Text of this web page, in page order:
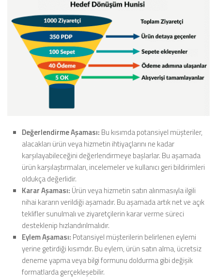
Değerlendirme Aşaması: Bu kısımda potansiyel müşteriler,
alacakları ürün veya hizmetin ihtiyaçlarını ne kadar
karşılayabileceğini değerlendirmeye başlarlar. Bu aşamada
ürün karşılaştırmaları, incelemeler ve kullanıcı geri bildirimleri
oldukça değerlidir.
Karar Aşaması: Ürün veya hizmetin satın alınmasıyla ilgili
nihai kararın verildiği aşamadır. Bu aşamada artık net ve açık
teklifler sunulmalı ve ziyaretçilerin karar verme süreci
desteklenip hızlandırılmalıdır.
Eylem Aşaması: Potansiyel müşterilerin belirlenen eylemi
yerine getirdiği kısımdır. Bu eylem, ürün satın alma, ücretsiz
deneme yapma veya bilgi formunu doldurma gibi değişik
formatlarda gerçekleşebilir.